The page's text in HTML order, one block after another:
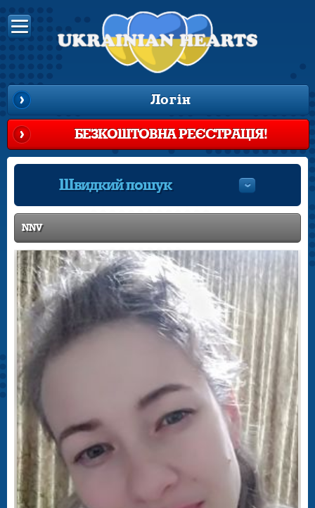
Логін
БЕЗКОШТОВНА РЕЄСТРАЦІЯ!
Швидкий пошук
NNV